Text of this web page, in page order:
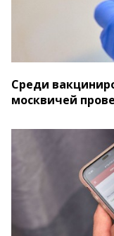
Среди
москвичей